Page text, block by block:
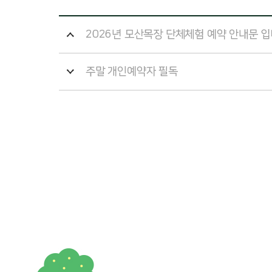
2026년 모산목장 단체체험 예약 안내문
주말 개인예약자 필독